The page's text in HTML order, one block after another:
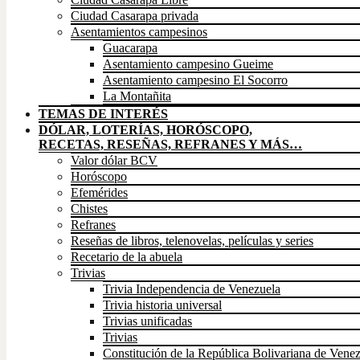
Ciudad Casarapa privada
Asentamientos campesinos
Guacarapa
Asentamiento campesino Gueime
Asentamiento campesino El Socorro
La Montañita
TEMAS DE INTERÉS
DÓLAR, LOTERÍAS, HORÓSCOPO,
RECETAS, RESEÑAS, REFRANES Y MÁS…
Valor dólar BCV
Horóscopo
Efemérides
Chistes
Refranes
Reseñas de libros, telenovelas, películas y series
Recetario de la abuela
Trivias
Trivia Independencia de Venezuela
Trivia historia universal
Trivias unificadas
Trivias
Constitución de la República Bolivariana de